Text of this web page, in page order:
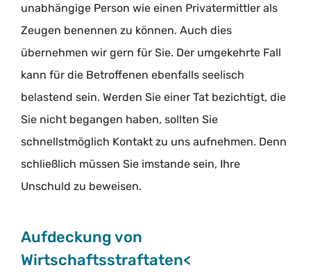
unabhängige Person wie einen Privatermittler als
Zeugen benennen zu können. Auch dies
übernehmen wir gern für Sie. Der umgekehrte Fall
kann für die Betroffenen ebenfalls seelisch
belastend sein. Werden Sie einer Tat bezichtigt, die
Sie nicht begangen haben, sollten Sie
schnellstmöglich Kontakt zu uns aufnehmen. Denn
schließlich müssen Sie imstande sein, Ihre
Unschuld zu beweisen.
Aufdeckung von
Wirtschaftsstraftaten<